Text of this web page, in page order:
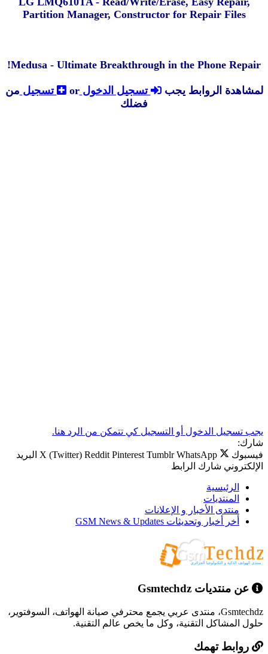
Partition Manager, Constructor for Repair Files
Medusa - Ultimate Breakthrough in the Phone Repair!
لمشاهدة الروابط يجب تسجيل الدخولor تسجيل من
فضلك
يجب تسجيل الدخول أو التسجيل كي تتمكن من الرد هنا.
شارك:
فيسبوك
X (Twitter) Reddit Pinterest Tumblr WhatsApp
البريد
الإلكتروني شارك الرابط
الرئيسية
المنتديات
منتدى الأخبار و الإعلانات
أخر أخبار وتحديثات GSM News & Updates
عن منتديات Gsmtechdz
Gsmtechdz، منتدى عربي يجمع محترفي صيانة الهواتف، السوفتوير،
حلول المشاكل التقنية، وكل ما يخص عالم التقنية.
روابط تهمك